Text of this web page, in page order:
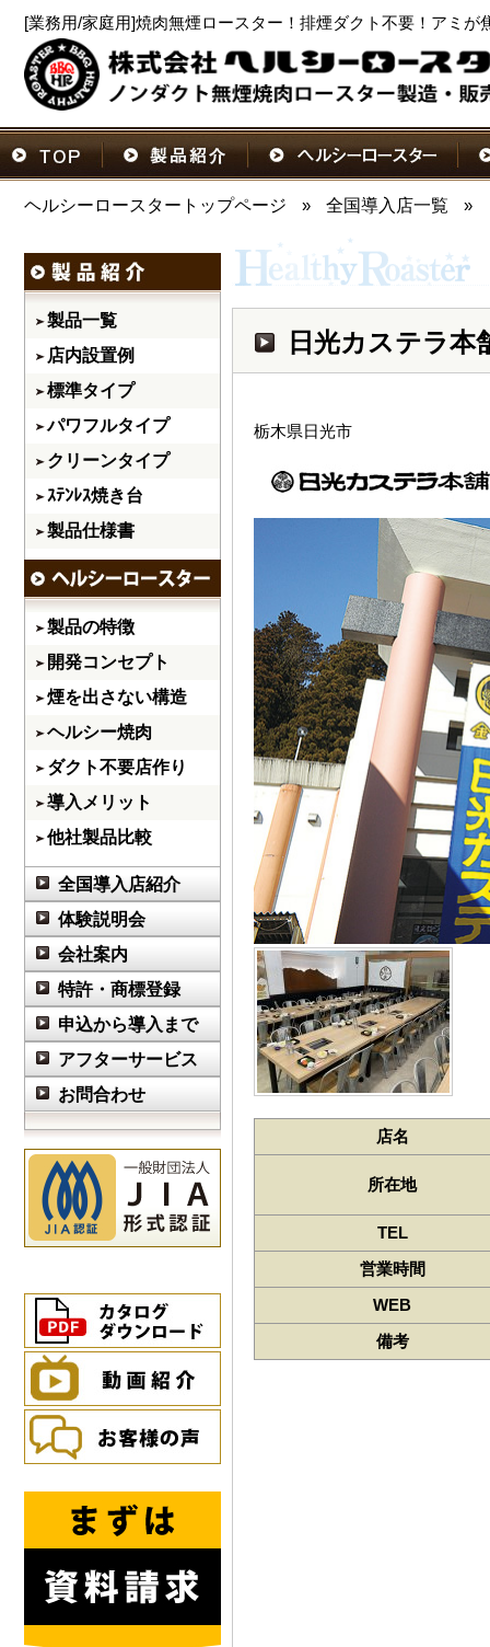
[業務用/家庭用]焼肉無煙ロースター！排煙ダクト不要！アミが
ヘルシーロースタートップページ » 全国導入店一覧 »
製品一覧
店内設置例
標準タイプ
パワフルタイプ
クリーンタイプ
ｽﾃﾝﾚｽ焼き台
製品仕様書
製品の特徴
開発コンセプト
煙を出さない構造
ヘルシー焼肉
ダクト不要店作り
導入メリット
他社製品比較
全国導入店紹介
体験説明会
会社案内
特許・商標登録
申込から導入まで
アフターサービス
お問合わせ
日光カステラ
栃木県日光市
店名
所在地
TEL
営業時間
WEB
備考